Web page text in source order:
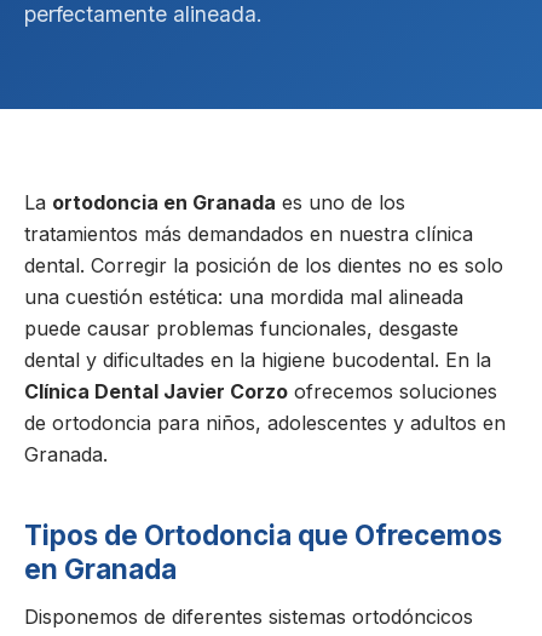
perfectamente alineada.
La ortodoncia en Granada es uno de los
tratamientos más demandados en nuestra clínica
dental. Corregir la posición de los dientes no es solo
una cuestión estética: una mordida mal alineada
puede causar problemas funcionales, desgaste
dental y dificultades en la higiene bucodental. En la
Clínica Dental Javier Corzo ofrecemos soluciones
de ortodoncia para niños, adolescentes y adultos en
Granada.
Tipos de Ortodoncia que Ofrecemos
en Granada
Disponemos de diferentes sistemas ortodóncicos